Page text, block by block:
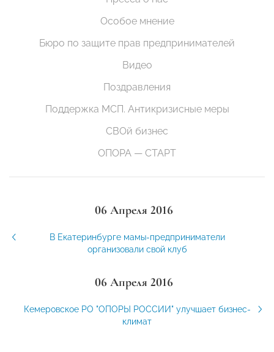
Особое мнение
Бюро по защите прав предпринимателей
Видео
Поздравления
Поддержка МСП. Антикризисные меры
СВОй бизнес
ОПОРА — СТАРТ
06 Апреля 2016
В Екатеринбурге мамы-предприниматели
организовали свой клуб
06 Апреля 2016
Кемеровское РО "ОПОРЫ РОССИИ" улучшает бизнес-
климат